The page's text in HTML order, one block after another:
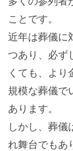
ことです。
近年は葬儀に
つあり、必ず
くても、よ
規模な葬儀で
あります。
しかし、葬儀
れ舞台でもあ